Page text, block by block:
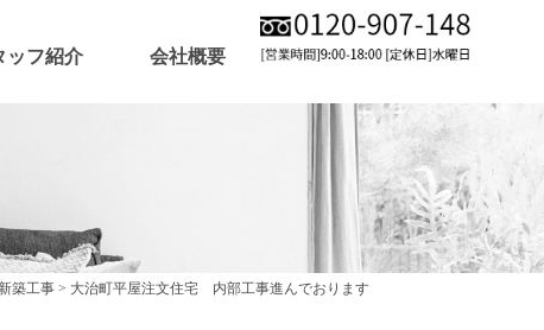
ッフ紹介 会社概要
新築工事 > 大治町平屋注文住宅 内部工事進んでおります